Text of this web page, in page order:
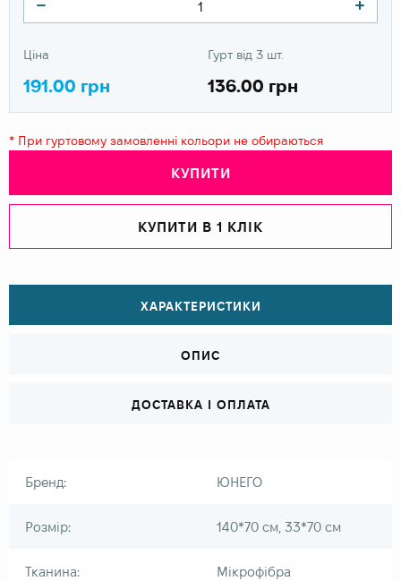
Ціна
191.00 грн
Гурт від 3 шт.
136.00 грн
* При гуртовому замовленні кольори не обираються
КУПИТИ
КУПИТИ В 1 КЛІК
ХАРАКТЕРИСТИКИ
ОПИС
ДОСТАВКА І ОПЛАТА
Бренд: ЮНЕГО
Розмір: 140*70 см, 33*70 см
Тканина: Мікрофібра